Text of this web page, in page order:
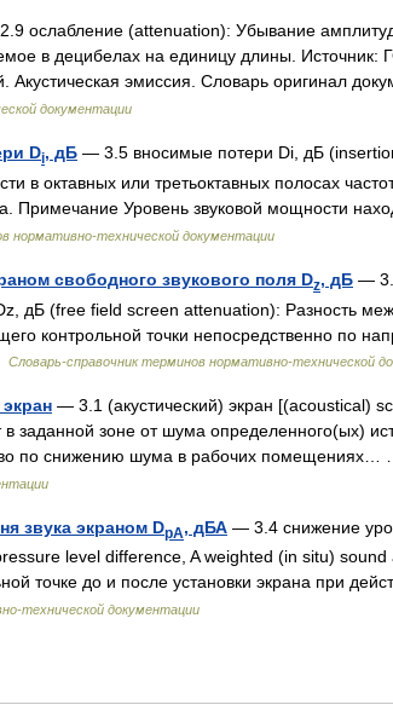
ослабление (attenuation): Убывание
в децибелах на единицу длины.
Акустическая эмиссия. Словарь оригинал
документации
Di, дБ — 3.5 вносимые потери Di, дБ
в октавных или третьоктавных полосах
Примечание Уровень звуковой мощности
нормативно-технической документации
свободного звукового поля Dz, дБ —
дБ (free field screen attenuation): Разность
контрольной точки непосредственно по
Словарь-справочник терминов нормативно-технической
— 3.1 (акустический) экран [(acoustical)
в заданной зоне от шума определенного(ых)
по снижению шума в рабочих
звука экраном DpA, дБА — 3.4 снижение
level difference, A weighted (in situ)
точке до и после установки экрана при
технической документации